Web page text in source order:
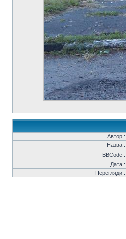
Автор :
Назва :
BBCode :
Дата :
Перегляди :